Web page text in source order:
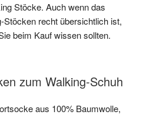
Stöcke. Auch wenn das
Stöcken recht übersichtlich ist,
beim Kauf wissen sollten.
zum Walking-Schuh
aus 100% Baumwolle,